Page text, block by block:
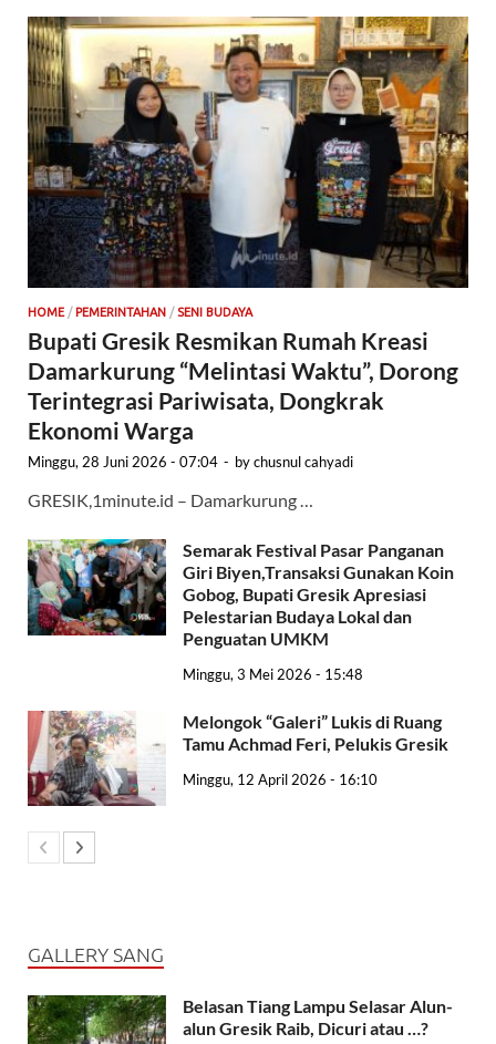
HOME/ PEMERINTAHAN /SENI BUDAYA
Bupati Gresik Resmikan Rumah Kreasi
Damarkurung “Melintasi Waktu”, Dorong
Terintegrasi Pariwisata, Dongkrak
Ekonomi Warga
Minggu, 28 Juni 2026 - 07:04 - bychusnul cahyadi
GRESIK,1minute.id – Damarkurung …
Semarak Festival Pasar Panganan
Giri Biyen,Transaksi Gunakan Koin
Gobog, Bupati Gresik Apresiasi
Pelestarian Budaya Lokal dan
Penguatan UMKM
Minggu, 3 Mei 2026 - 15:48
Melongok “Galeri” Lukis di Ruang
Tamu Achmad Feri, Pelukis Gresik
Minggu, 12 April 2026 - 16:10
GALLERY SANG
Belasan Tiang Lampu Selasar Alun-
alun Gresik Raib, Dicuri atau …?